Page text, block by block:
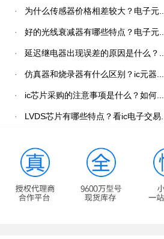
· 为什么传感器价格相差较大？电子元...
· 好的光线衰减器有哪些特点？电子元...
· 延迟继电器出现误差的原因是什么？...
· 仿真器和烧录器有什么区别？ic元器...
· ic芯片采购的注意事项是什么？如何...
· LVDS芯片有哪些特点？看ic电子交易...